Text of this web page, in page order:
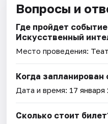
Вопросы и
Где пройдет
Искусственный
Место проведения:
Когда запланирован
Дата и время: 17 января
Сколько стоит